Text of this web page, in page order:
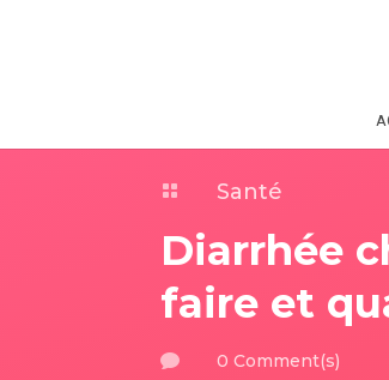
 Santé
Diarrhée
faire et
 0 Comment(s)